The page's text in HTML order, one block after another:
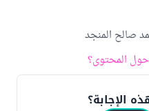
صالح المنجد
المحتوى؟
الإجابة؟